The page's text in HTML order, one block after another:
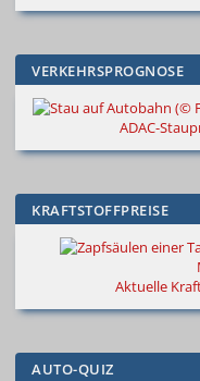
VERKEHRSPROGNOSE
ADAC-
KRAFTSTOFFPREISE
Aktuelle
AUTO-QUIZ